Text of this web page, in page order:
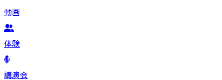
動画
体験
講演会